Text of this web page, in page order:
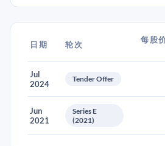
日期 轮次
每股
Jul
2024
Tender Offer
Jun
2021
Series E
(2021)